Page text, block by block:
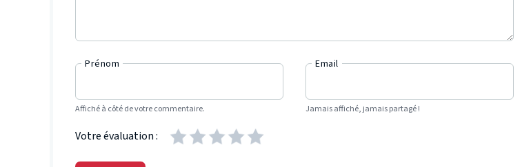
Prénom
Affiché à côté de votre commentaire.
Email
Jamais affiché, jamais partagé !
Votre évaluation :